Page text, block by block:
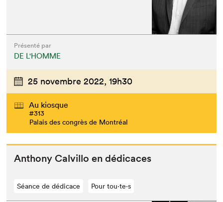
Présenté par
DE L'HOMME
25 novembre 2022, 19h30
Au kiosque
#313
Palais des congrès de Montréal
Antho­ny Calvil­lo en dédicaces
Séance de dédicace Pour tou⋅te⋅s